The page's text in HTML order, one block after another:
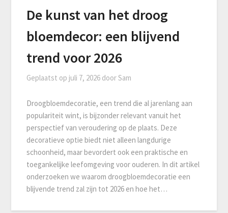
De kunst van het droog
bloemdecor: een blijvend
trend voor 2026
Geplaatst op juli 7, 2026 doorSam
Droogbloemdecoratie, een trend die al jarenlang aan
populariteit wint, is bijzonder relevant vanuit het
perspectief van veroudering op de plaats. Deze
decoratieve optie biedt niet alleen langdurige
schoonheid, maar bevordert ook een praktische en
toegankelijke leefomgeving voor ouderen. In dit artikel
onderzoeken we waarom droogbloemdecoratie een
blijvende trend zal zijn tot 2026 en hoe het…